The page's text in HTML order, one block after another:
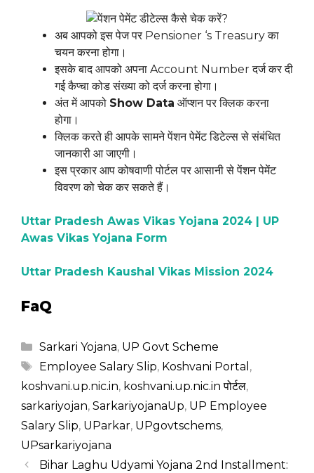
अब आपको इस पेज पर Pensioner ‘s Treasury का
चयन करना होगा।
इसके बाद आपको अपना Account Number दर्ज कर दी
गई कैप्चा कोड संख्या को दर्ज करना होगा।
अंत में आपको Show Data ऑप्शन पर क्लिक करना
होगा।
क्लिक करते ही आपके सामने पेंशन पेमेंट डिटेल्स से संबंधित
जानकारी आ जाएगी।
इस प्रकार आप कोषवाणी पोर्टल पर आसानी से पेंशन पेमेंट
विवरण को चेक कर सकते हैं।
Uttar Pradesh Awas Vikas Yojana 2024 | UP
Awas Vikas Yojana Form
Uttar Pradesh Kaushal Vikas Mission 2024
FaQ
Categories
Sarkari Yojana, UP Govt Scheme
Tags
Employee Salary Slip, Koshvani Portal ,
koshvani.up.nic.in, koshvani.up.nic.in पोर्टल,
sarkariyojan, SarkariyojanaUp, UP Employee
Salary Slip, UParkar, UPgovtschems,
UPsarkariyojana
Bihar Laghu Udyami Yojana 2nd Installment: